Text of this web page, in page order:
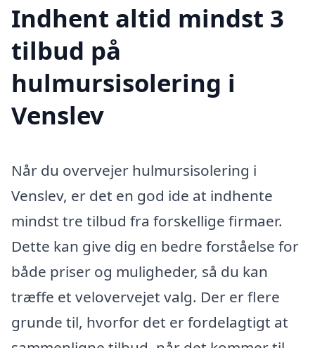
Indhent altid mindst 3
tilbud på
hulmursisolering i
Venslev
Når du overvejer hulmursisolering i
Venslev, er det en god ide at indhente
mindst tre tilbud fra forskellige firmaer.
Dette kan give dig en bedre forståelse for
både priser og muligheder, så du kan
træffe et velovervejet valg. Der er flere
grunde til, hvorfor det er fordelagtigt at